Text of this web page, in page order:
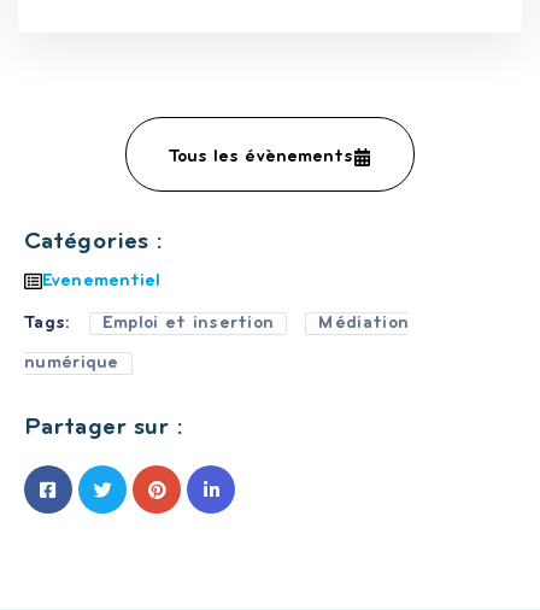
Tous les évènements
Catégories :
Evenementiel
Tags: Emploi et insertion Médiation
numérique
Partager sur :